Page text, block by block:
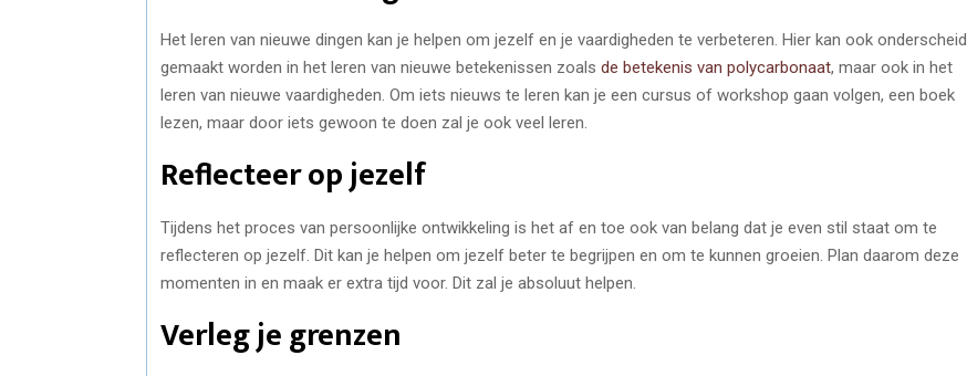
Het leren van nieuwe dingen kan je helpen om jezelf en je vaardigheden te verbeteren. Hier kan ook onderscheid
gemaakt worden in het leren van nieuwe betekenissen zoals de betekenis van polycarbonaat, maar ook in het
leren van nieuwe vaardigheden. Om iets nieuws te leren kan je een cursus of workshop gaan volgen, een boek
lezen, maar door iets gewoon te doen zal je ook veel leren.
Reflecteer op jezelf
Tijdens het proces van persoonlijke ontwikkeling is het af en toe ook van belang dat je even stil staat om te
reflecteren op jezelf. Dit kan je helpen om jezelf beter te begrijpen en om te kunnen groeien. Plan daarom deze
momenten in en maak er extra tijd voor. Dit zal je absoluut helpen.
Verleg je grenzen